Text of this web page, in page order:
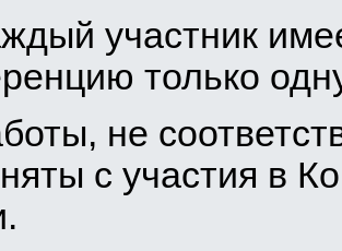
участник
только
не
с участия в